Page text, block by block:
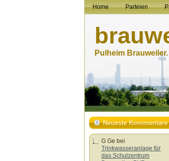
Home Parteien
Pulheim
Neueste Kommentare
G Ge bei
Trinkwasseranlage für
das Schulzentrum